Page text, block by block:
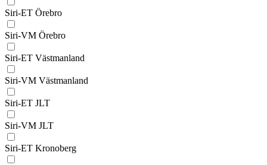
Siri-ET Örebro
Siri-VM Örebro
Siri-ET Västmanland
Siri-VM Västmanland
Siri-ET JLT
Siri-VM JLT
Siri-ET Kronoberg